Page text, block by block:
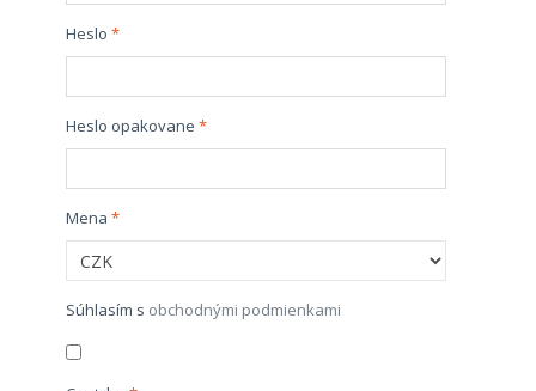
Heslo
Heslo opakovane
Mena
Súhlasím s obchodnými podmienkami